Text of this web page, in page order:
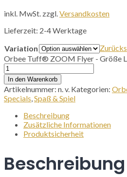
inkl. MwSt. zzgl.Versandkosten
Lieferzeit: 2-4 Werktage
Variation
Orbee Tuff® ZOOM Flyer - Größe
In den Warenkorb
Artikelnummer: n. v. Kategorien:
Specials,Spaß & Spiel
Beschreibung
Zusätzliche Informationen
Produktsicherheit
Beschreibung